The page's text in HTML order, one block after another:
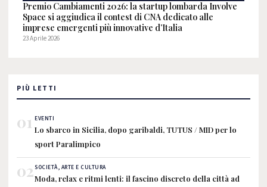
Premio Cambiamenti 2026: la startup lombarda Involve
Space si aggiudica il contest di CNA dedicato alle
imprese emergenti più innovative d’Italia
23 Aprile 2026
PIÙ LETTI
01 EVENTI
Lo sbarco in Sicilia, dopo garibaldi, TUTUS / MID per lo
sport Paralimpico
02SOCIETÀ, ARTE E CULTURA
Moda, relax e ritmi lenti: il fascino discreto della città ad